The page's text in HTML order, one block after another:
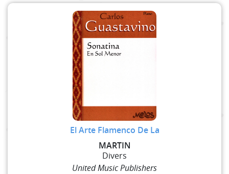
El Arte Flamenco De La
MARTIN
Divers
United Music Publishers